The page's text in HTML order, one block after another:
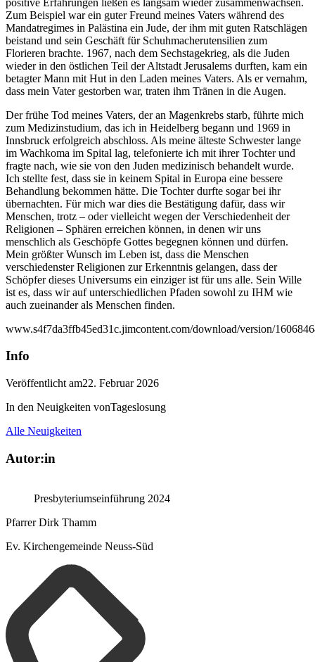
Zum Beispiel war ein guter Freund meines Vaters während des
Mandatregimes in Palästina ein Jude, der ihm mit guten Ratschlägen
beistand und sein Geschäft für Schuhmacherutensilien zum
Florieren brachte. 1967, nach dem Sechstagekrieg, als die Juden
wieder in den östlichen Teil der Altstadt Jerusalems durften, kam ein
betagter Mann mit Hut in den Laden meines Vaters. Als er vernahm,
dass mein Vater gestorben war, traten ihm Tränen in die Augen.
Der frühe Tod meines Vaters, der an Magenkrebs starb, führte mich
zum Medizinstudium, das ich in Heidelberg begann und 1969 in
Innsbruck erfolgreich abschloss. Als meine älteste Schwester lange
im Wachkoma im Spital lag, telefonierte ich mit ihrer Tochter und
fragte nach, wie sie von den Juden medizinisch behandelt wurde.
Ich stellte fest, dass sie in keinem Spital in Europa eine bessere
Behandlung bekommen hätte. Die Tochter durfte sogar bei ihr
übernachten. Für mich war dies die Bestätigung dafür, dass wir
Menschen, trotz – oder vielleicht wegen der Verschiedenheit der
Religionen – Sphären erreichen können, in denen wir uns
menschlich als Geschöpfe Gottes begegnen können und dürfen.
Mein größter Wunsch im Leben ist, dass die Menschen
verschiedenster Religionen zur Erkenntnis gelangen, dass der
Schöpfer dieses Universums ein einziger ist für uns alle. Sein Wille
ist es, dass wir auf unterschiedlichen Pfaden sowohl zu IHM wie
auch zueinander als Menschen finden.
www.s4f7da3ffb45ed31c.jimcontent.com/download/version/
Info
Veröffentlicht am22. Februar 2026
In den Neuigkeiten vonTageslosung
Alle Neuigkeiten
Autor:in
Presbyteriumseinführung 2024
Pfarrer Dirk Thamm
Ev. Kirchengemeinde Neuss-Süd